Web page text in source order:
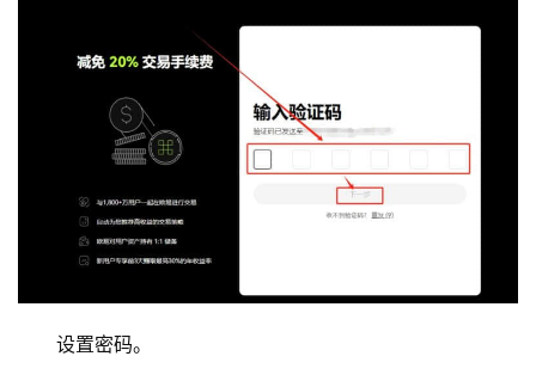
设置密码。